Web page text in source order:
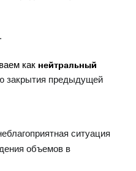
как нейтральный
закрытия предыдущей
ситуация
объемов в